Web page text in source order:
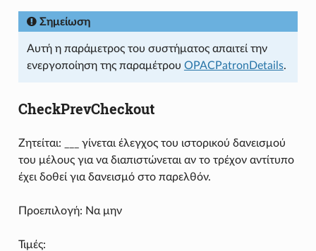
Σημείωση
Αυτή η παράμετρος του συστήματος απαιτεί την
ενεργοποίηση της παραμέτρου OPACPatronDetails.
CheckPrevCheckout
Ζητείται: ___ γίνεται έλεγχος του ιστορικού δανεισμού
του μέλους για να διαπιστώνεται αν το τρέχον αντίτυπο
έχει δοθεί για δανεισμό στο παρελθόν.
Προεπιλογή: Να μην
Τιμές: